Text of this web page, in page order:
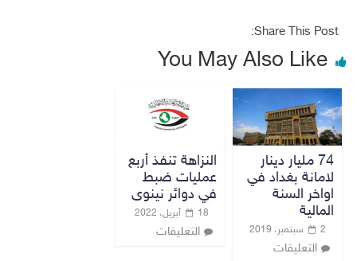
Share This Post:
You May Also Like
74 مليار دينار
لامانة بغداد في
اواخر السنة
المالية
2 سبتمبر، 2019
التعليقات
النزاهة تنفذ أربع
عمليات ضبط
في دوائر نينوى
18 أبريل، 2022
التعليقات